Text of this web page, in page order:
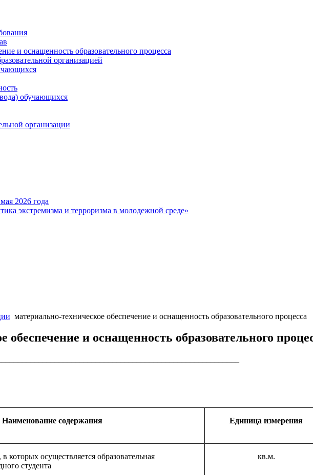
и оснащенность образовательного процесса
организацией
обучающихся
организации
2026 года
экстремизма и терроризма в молодежной среде»
материально-техническое обеспечение и оснащенность образовательного процесса
обеспечение и оснащенность образовательного
Наименование содержания Единица измерения
осуществляется образовательная
студента
кв.м.